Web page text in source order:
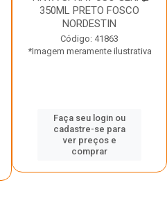
350ML PRETO FOSCO
NORDESTIN
Código: 41863
*Imagem meramente ilustrativa
Faça seu login ou
cadastre-se para
ver preços e
comprar